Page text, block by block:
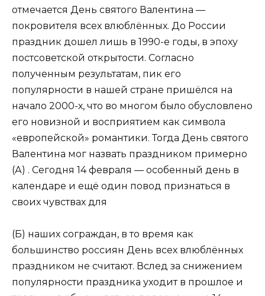
отмечается День святого Валентина —
покровителя всех влюблённых. До России
праздник дошел лишь в 1990-е годы, в эпоху
постсоветской открытости. Согласно
полученным результатам, пик его
популярности в нашей стране пришёлся на
начало 2000-х, что во многом было обусловлено
его новизной и восприятием как символа
«европейской» романтики. Тогда День святого
Валентина мог назвать праздником примерно
(А) . Сегодня 14 февраля — особенный день в
календаре и ещё один повод признаться в
своих чувствах для
(Б) наших сограждан, в то время как
большинство россиян День всех влюблённых
праздником не считают. Вслед за снижением
популярности праздника уходит в прошлое и